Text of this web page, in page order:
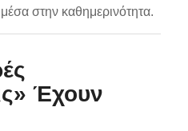
στην καθημερινότητα.
Έχουν